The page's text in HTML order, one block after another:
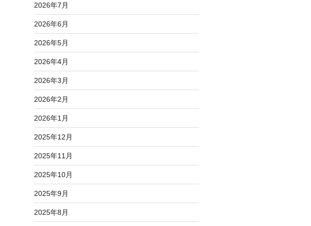
2026年7月
2026年6月
2026年5月
2026年4月
2026年3月
2026年2月
2026年1月
2025年12月
2025年11月
2025年10月
2025年9月
2025年8月